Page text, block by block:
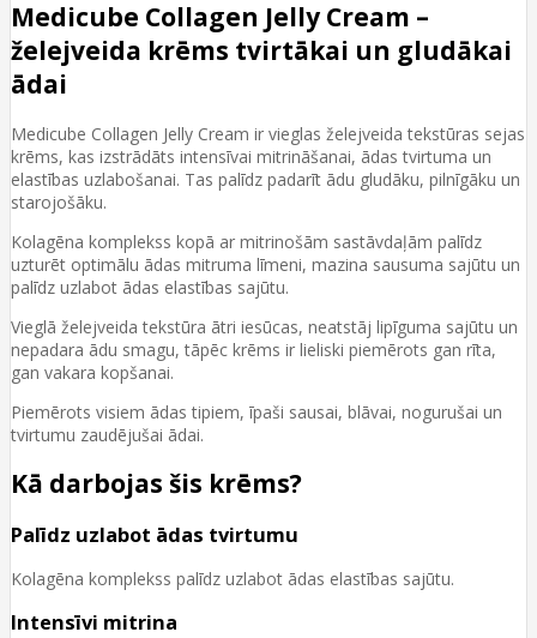
Medicube Collagen Jelly Cream –
želejveida krēms tvirtākai un gludākai
ādai
Medicube Collagen Jelly Cream ir vieglas želejveida tekstūras sejas
krēms, kas izstrādāts intensīvai mitrināšanai, ādas tvirtuma un
elastības uzlabošanai. Tas palīdz padarīt ādu gludāku, pilnīgāku un
starojošāku.
Kolagēna komplekss kopā ar mitrinošām sastāvdaļām palīdz
uzturēt optimālu ādas mitruma līmeni, mazina sausuma sajūtu un
palīdz uzlabot ādas elastības sajūtu.
Vieglā želejveida tekstūra ātri iesūcas, neatstāj lipīguma sajūtu un
nepadara ādu smagu, tāpēc krēms ir lieliski piemērots gan rīta,
gan vakara kopšanai.
Piemērots visiem ādas tipiem, īpaši sausai, blāvai, nogurušai un
tvirtumu zaudējušai ādai.
Kā darbojas šis krēms?
Palīdz uzlabot ādas tvirtumu
Kolagēna komplekss palīdz uzlabot ādas elastības sajūtu.
Intensīvi mitrina